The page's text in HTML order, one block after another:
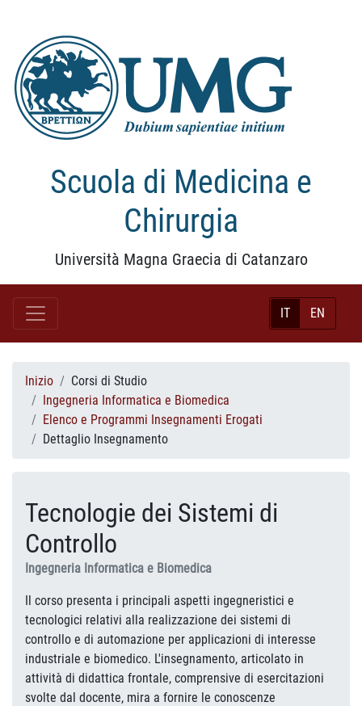
Scuola di Medicina e
Chirurgia
Università Magna Graecia di Catanzaro
IT EN
Inizio
Corsi di Studio
Ingegneria Informatica e Biomedica
Elenco e Programmi Insegnamenti Erogati
Dettaglio Insegnamento
Tecnologie dei Sistemi di
Controllo
Ingegneria Informatica e Biomedica
Il corso presenta i principali aspetti ingegneristici e
tecnologici relativi alla realizzazione dei sistemi di
controllo e di automazione per applicazioni di interesse
industriale e biomedico. L'insegnamento, articolato in
attività di didattica frontale, comprensive di esercitazioni
svolte dal docente, mira a fornire le conoscenze